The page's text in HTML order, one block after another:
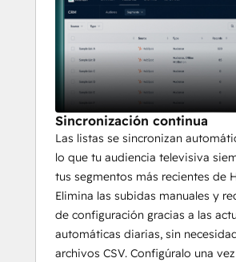
Sincronización continua
Las listas se sincronizan
lo que tu audiencia televisiva
tus segmentos más recientes de
Elimina las subidas manuales y
de configuración gracias a las
automáticas diarias, sin
archivos CSV. Configúralo una